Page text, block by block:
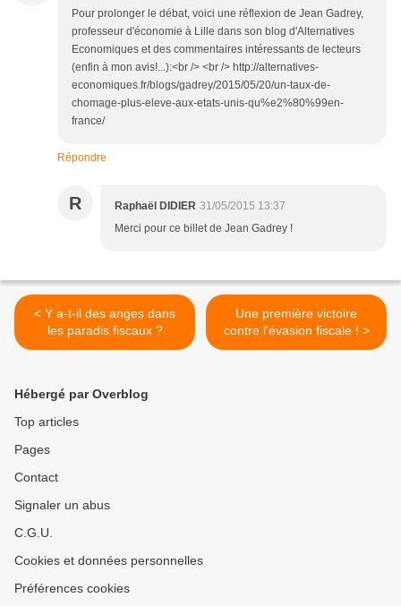
Pour prolonger le débat, voici une réflexion de Jean Gadrey,
professeur d'économie à Lille dans son blog d'Alternatives
Economiques et des commentaires intéressants de lecteurs
(enfin à mon avis!...):<br /> <br /> http://alternatives-
economiques.fr/blogs/gadrey/2015/05/20/un-taux-de-
chomage-plus-eleve-aux-etats-unis-qu%e2%80%99en-
france/
Répondre
R Raphaël DIDIER 31/05/2015 13:37
Merci pour ce billet de Jean Gadrey !
< Y a-t-il des anges dans
les paradis fiscaux ?
Une première victoire
contre l'évasion fiscale ! >
Hébergé par Overblog
Top articles
Pages
Contact
Signaler un abus
C.G.U.
Cookies et données personnelles
Préférences cookies